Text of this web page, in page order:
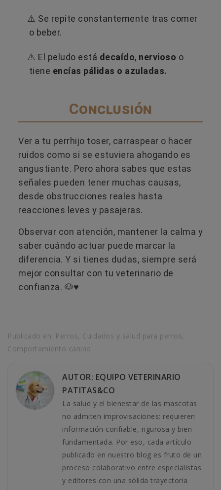
⚠️ Se repite constantemente tras comer
o beber.
⚠️ El peludo está decaído, nervioso o
tiene encías pálidas o azuladas.
Conclusión
Ver a tu perrhijo toser, carraspear o hacer
ruidos como si se estuviera ahogando es
angustiante. Pero ahora sabes que estas
señales pueden tener muchas causas,
desde obstrucciones reales hasta
reacciones leves y pasajeras.
Observar con atención, mantener la calma y
saber cuándo actuar puede marcar la
diferencia. Y si tienes dudas, siempre será
mejor consultar con tu veterinario de
confianza. 🐶♥️
Publicado en: Perros, Cuidados y salud para perros,
Comportamiento canino
AUTOR: EQUIPO VETERINARIO
PATITAS&CO
La salud y el bienestar de las mascotas
no admiten improvisaciones: requieren
información confiable, rigurosa y bien
fundamentada. Por eso, cada artículo
publicado en nuestro blog es fruto de un
proceso colaborativo entre especialistas
y editores con una sólida trayectoria